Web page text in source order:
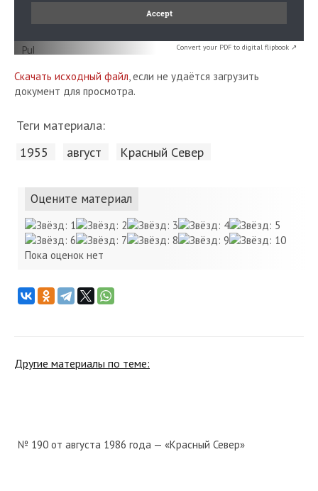
Convert your PDF to digital flipbook ↗
Скачать исходный файл, если не удаётся загрузить
документ для просмотра.
Теги материала:
1955 август Красный Cевер
Оцените материал
Пока оценок нет
Другие материалы по теме:
№ 190 от августа 1986 года — «Красный Север»